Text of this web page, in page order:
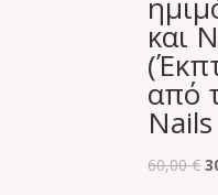
και
από
60,00€